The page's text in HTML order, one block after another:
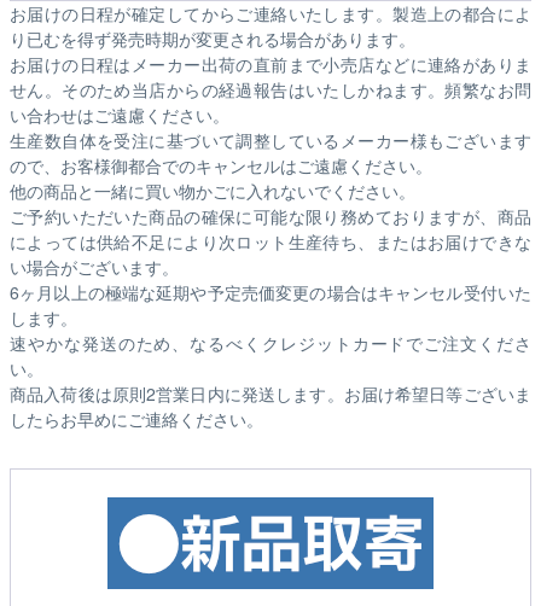
お届けの日程が確定してからご連絡いたします。製造上の都合によ
り已むを得ず発売時期が変更される場合があります。
お届けの日程はメーカー出荷の直前まで小売店などに連絡がありま
せん。そのため当店からの経過報告はいたしかねます。頻繁なお問
い合わせはご遠慮ください。
生産数自体を受注に基づいて調整しているメーカー様もございます
ので、お客様御都合でのキャンセルはご遠慮ください。
他の商品と一緒に買い物かごに入れないでください。
ご予約いただいた商品の確保に可能な限り務めておりますが、商品
によっては供給不足により次ロット生産待ち、またはお届けできな
い場合がございます。
6ヶ月以上の極端な延期や予定売価変更の場合はキャンセル受付いた
します。
速やかな発送のため、なるべくクレジットカードでご注文くださ
い。
商品入荷後は原則2営業日内に発送します。お届け希望日等ございま
したらお早めにご連絡ください。